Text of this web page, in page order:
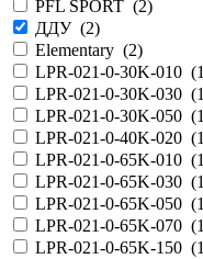
PFL SPORT (2)
ДДУ (2)
Elementary (2)
LPR-021-0-30K-010 (1
LPR-021-0-30K-030 (1
LPR-021-0-30K-050 (1
LPR-021-0-40K-020 (1
LPR-021-0-65K-010 (1
LPR-021-0-65K-030 (1
LPR-021-0-65K-050 (1
LPR-021-0-65K-070 (1
LPR-021-0-65K-150 (1